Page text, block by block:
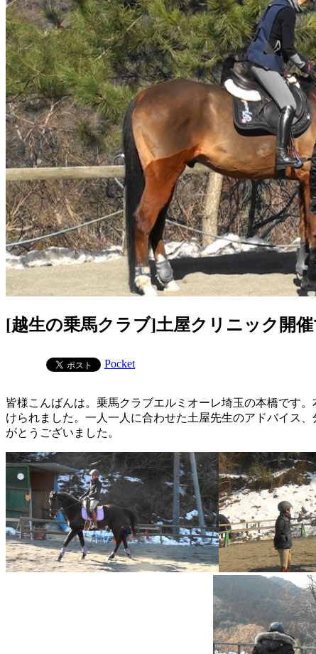
[越生の乗馬クラブ]土屋クリニック開催
Pocket
皆様こんばんは。乗馬クラブエルミオーレ埼玉の本橋です
けられました。一人一人に合わせた土屋先生のアドバイス
がとうございました。